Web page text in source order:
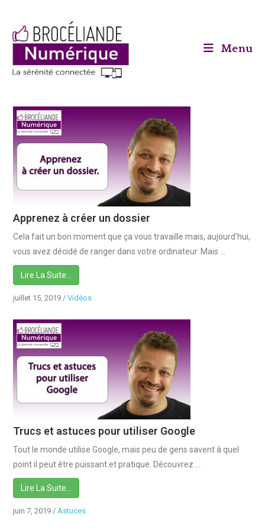
Menu
Apprenez à créer un dossier
Cela fait un bon moment que ça vous travaille mais, aujourd’hui,
vous avez décidé de ranger dans votre ordinateur. Mais …
Lire La Suite…
juillet 15, 2019 /Vidéos
Trucs et astuces pour utiliser Google
Tout le monde utilise Google, mais peu de gens savent à quel
point il peut être puissant et pratique. Découvrez …
Lire La Suite…
juin 7, 2019 /Astuces